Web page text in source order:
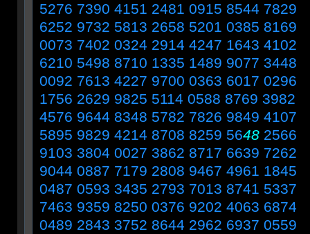
5276 7390 4151 2481 0915 8544 7829
6252 9732 5813 2658 5201 0385 8169
0073 7402 0324 2914 4247 1643 4102
6210 5498 8710 1335 1489 9077 3448
0092 7613 4227 9700 0363 6017 0296
1756 2629 9825 5114 0588 8769 3982
4576 9644 8348 5782 7826 9849 4107
5895 9829 4214 8708 8259 5648 2566
9103 3804 0027 3862 8717 6639 7262
9044 0887 7179 2808 9467 4961 1845
0487 0593 3435 2793 7013 8741 5337
7463 9359 8250 0376 9202 4063 6874
0489 2843 3752 8644 2962 6937 0559